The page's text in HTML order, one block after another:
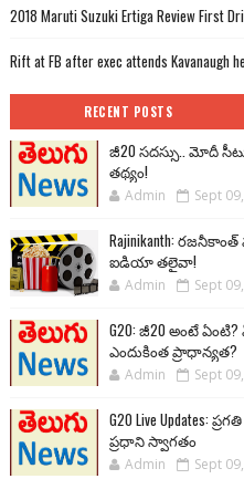
2018 Maruti Suzuki Ertiga Review First
Rift at FB after exec attends Kavanaugh
RECENT POSTS
జీ20 సదస్సు.. మోదీ
తథ్యం!
Admin Sept
Rajinikanth:
ఐడియా తలైవా!
Admin Sept
G20: జీ20 అంటే ఏంటి?
ఎందుకింత ప్రాధాన్యత?
Admin Sept
G20 Live Updates:
ప్రధాని స్వాగతం
Admin Sept